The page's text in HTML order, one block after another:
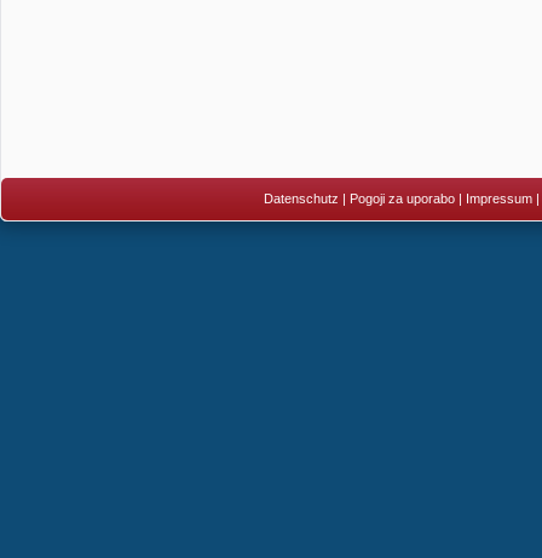
Datenschutz | Pogoji za uporabo| Impressum|